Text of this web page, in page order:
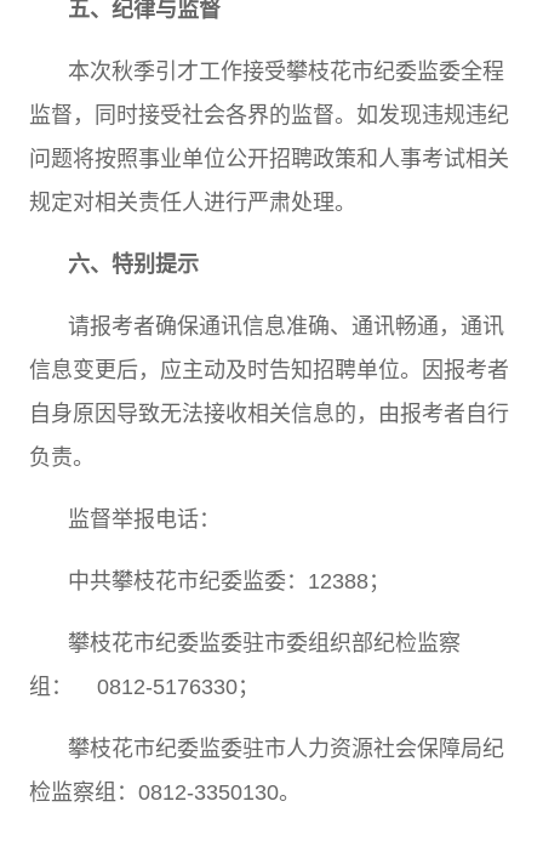
五、纪律与监督
本次秋季引才工作接受攀枝花市纪委监委全程
监督，同时接受社会各界的监督。如发现违规违纪
问题将按照事业单位公开招聘政策和人事考试相关
规定对相关责任人进行严肃处理。
六、特别提示
请报考者确保通讯信息准确、通讯畅通，通讯
信息变更后，应主动及时告知招聘单位。因报考者
自身原因导致无法接收相关信息的，由报考者自行
负责。
监督举报电话：
中共攀枝花市纪委监委： 12388；
攀枝花市纪委监委驻市委组织部纪检监察
组：
0812-5176330；
攀枝花市纪委监委驻市人力资源社会保障局纪
检监察组： 0812-3350130。